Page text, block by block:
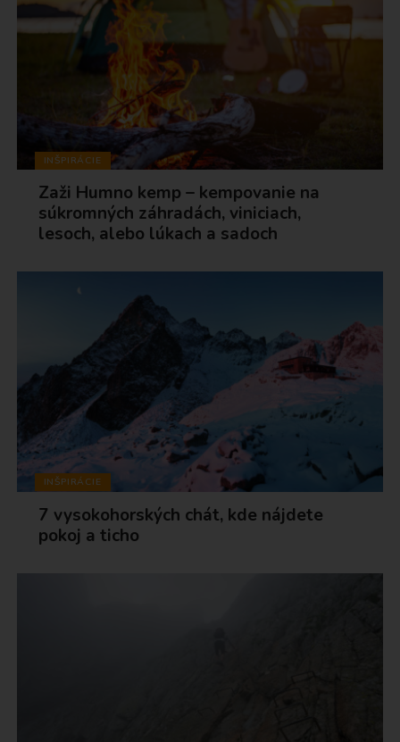
INŠPIRÁCIE
Zaži Humno kemp – kempovanie na
súkromných záhradách, viniciach,
lesoch, alebo lúkach a sadoch
INŠPIRÁCIE
7 vysokohorských chát, kde nájdete
pokoj a ticho